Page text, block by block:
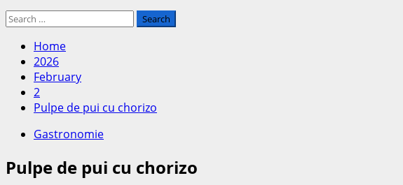
Search
Home
2026
February
2
Pulpe de pui cu chorizo
Gastronomie
Pulpe de pui cu chorizo